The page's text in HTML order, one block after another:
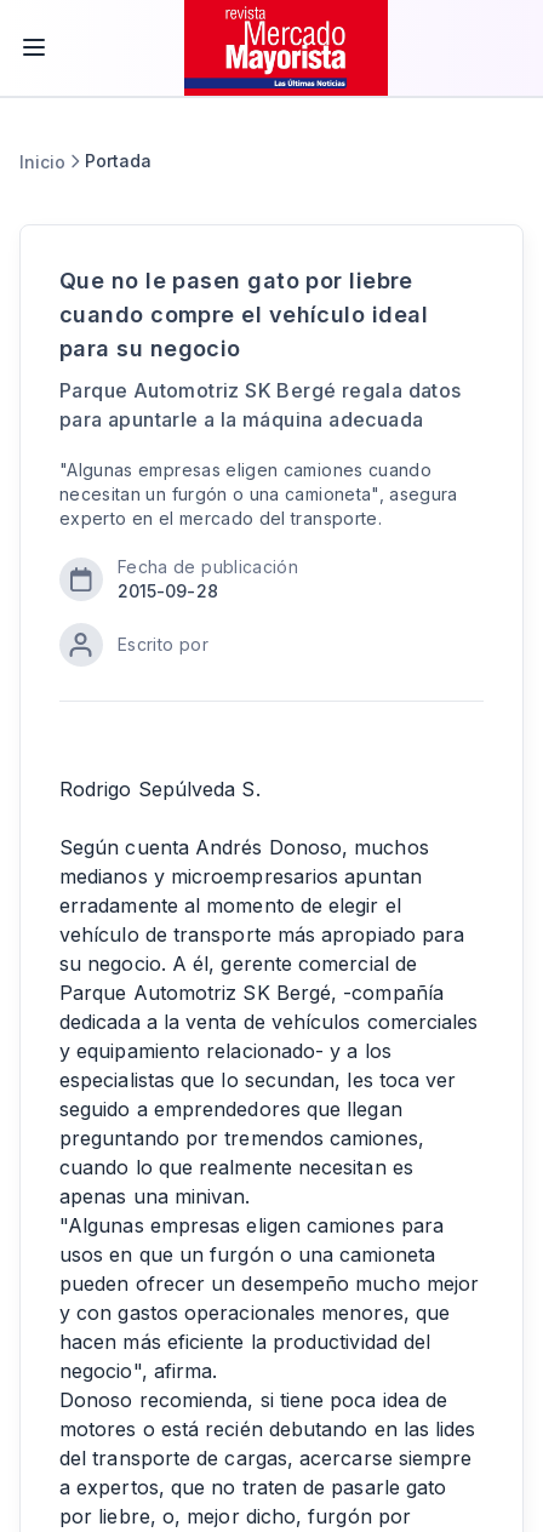
Inicio Portada
Que no le pasen gato por liebre
cuando compre el vehículo ideal
para su negocio
Parque Automotriz SK Bergé regala datos
para apuntarle a la máquina adecuada
"Algunas empresas eligen camiones cuando
necesitan un furgón o una camioneta", asegura
experto en el mercado del transporte.
Fecha de publicación
2015-09-28
Escrito por
Rodrigo Sepúlveda S.
Según cuenta Andrés Donoso, muchos
medianos y microempresarios apuntan
erradamente al momento de elegir el
vehículo de transporte más apropiado para
su negocio. A él, gerente comercial de
Parque Automotriz SK Bergé, -compañía
dedicada a la venta de vehículos comerciales
y equipamiento relacionado- y a los
especialistas que lo secundan, les toca ver
seguido a emprendedores que llegan
preguntando por tremendos camiones,
cuando lo que realmente necesitan es
apenas una minivan.
"Algunas empresas eligen camiones para
usos en que un furgón o una camioneta
pueden ofrecer un desempeño mucho mejor
y con gastos operacionales menores, que
hacen más eficiente la productividad del
negocio", afirma.
Donoso recomienda, si tiene poca idea de
motores o está recién debutando en las lides
del transporte de cargas, acercarse siempre
a expertos, que no traten de pasarle gato
por liebre, o, mejor dicho, furgón por